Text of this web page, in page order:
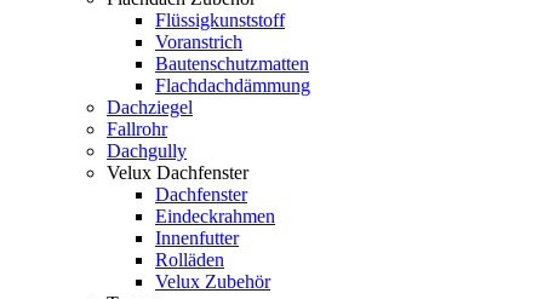
Flüssigkunststoff
Voranstrich
Bautenschutzmatten
Flachdachdämmung
Dachziegel
Fallrohr
Dachgully
Velux Dachfenster
Dachfenster
Eindeckrahmen
Innenfutter
Rolläden
Velux Zubehör